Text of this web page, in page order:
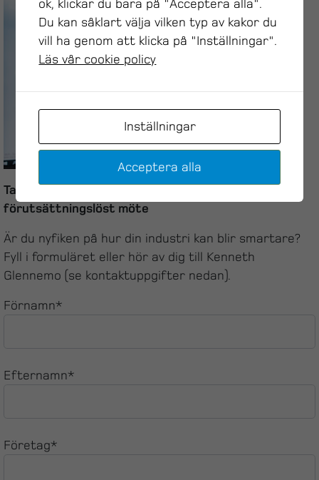
Ta steget mot en smart industri – Boka ett
förutsättningslöst möte
Är du nyfiken på hur din industri kan blir smartare?
Fyll i formuläret eller hör av dig till Kenneth
Glennemo (se kontaktuppgifter nedan).
Förnamn*
Efternamn*
Företag*
ok, klickar du bara på "Acceptera alla".
Du kan såklart välja vilken typ av kakor du
vill ha genom att klicka på "Inställningar".
Läs vår cookie policy
Inställningar
Acceptera alla